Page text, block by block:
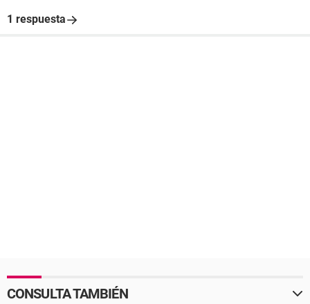
1 respuesta
CONSULTA TAMBIÉN